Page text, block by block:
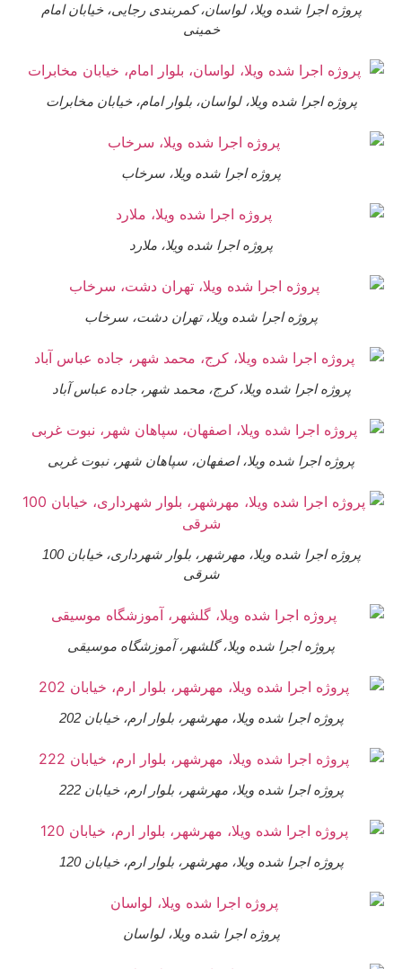
پروژه اجرا شده ویلا، لواسان، کمربندی رجایی، خیابان امام
پروژه اجرا شده ویلا، لواسان، بلوار امام، خیابان مخابرات
پروژه اجرا شده ویلا، سرخاب
پروژه اجرا شده ویلا، ملارد
پروژه اجرا شده ویلا، تهران دشت، سرخاب
پروژه اجرا شده ویلا، کرج، محمد شهر، جاده عباس آباد
پروژه اجرا شده ویلا، اصفهان، سپاهان شهر، نبوت غربی
پروژه اجرا شده ویلا، مهرشهر، بلوار شهرداری، خیابان 100
پروژه اجرا شده ویلا، گلشهر، آموزشگاه موسیقی
پروژه اجرا شده ویلا، مهرشهر، بلوار ارم، خیابان 202
پروژه اجرا شده ویلا، مهرشهر، بلوار ارم، خیابان 222
پروژه اجرا شده ویلا، مهرشهر، بلوار ارم، خیابان 120
پروژه اجرا شده ویلا، لواسان